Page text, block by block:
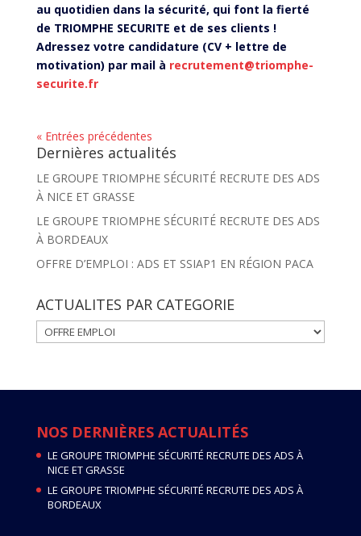
au quotidien dans la sécurité, qui font la fierté
de TRIOMPHE SECURITE et de ses clients !
Adressez votre candidature (CV + lettre de
motivation) par mail à recrutement@triomphe-
securite.fr
« Entrées précédentes
Dernières actualités
LE GROUPE TRIOMPHE SÉCURITÉ RECRUTE DES ADS
À NICE ET GRASSE
LE GROUPE TRIOMPHE SÉCURITÉ RECRUTE DES ADS
À BORDEAUX
OFFRE D’EMPLOI : ADS ET SSIAP1 EN RÉGION PACA
ACTUALITES PAR CATEGORIE
ACTUALITES
PAR
NOS DERNIÈRES ACTUALITÉS
LE GROUPE TRIOMPHE SÉCURITÉ RECRUTE DES ADS À
NICE ET GRASSE
LE GROUPE TRIOMPHE SÉCURITÉ RECRUTE DES ADS À
BORDEAUX